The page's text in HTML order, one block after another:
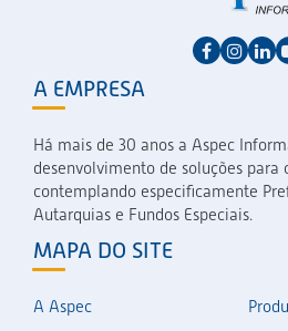
A EMPRESA
Há mais de 30 anos a Aspec
desenvolvimento de soluções para
contemplando especificamente
Autarquias e Fundos Especiais.
MAPA DO SITE
A Aspec